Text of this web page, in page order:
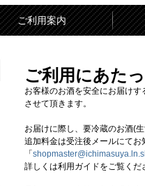
ご利用案内
ご利用にあた
お客様のお酒を安全にお届け
させて頂きます。
お届けに際し、要冷蔵のお酒(
追加料金は受注後メールにてお
「
詳しくは利用ガイドをご覧くだ